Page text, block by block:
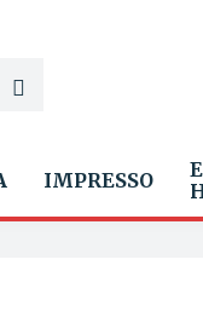
IMPRESSO